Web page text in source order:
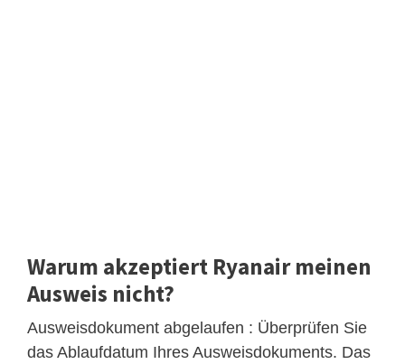
Warum akzeptiert Ryanair meinen
Ausweis nicht?
Ausweisdokument abgelaufen : Überprüfen Sie
das Ablaufdatum Ihres Ausweisdokuments. Das